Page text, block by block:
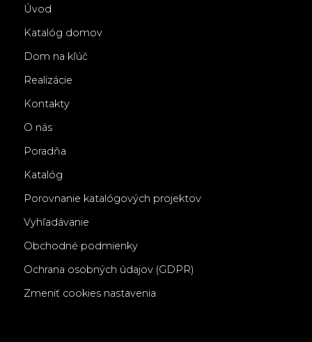
Úvod
Katalóg domov
Dom na kľúč
Realizácie
Kontakty
O nás
Poradňa
Katalóg
Porovnanie katalógových projektov
Vyhľadávanie
Obchodné podmienky
Ochrana osobných údajov (GDPR)
Zmeniť cookies nastavenia